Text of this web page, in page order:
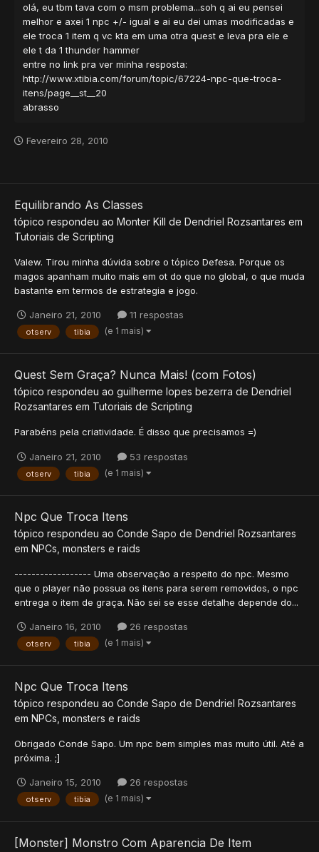
olá, eu tbm tava com o msm problema...soh q ai eu pensei
melhor e axei 1 npc +/- igual e ai eu dei umas modificadas e
ele troca 1 item q vc kta em uma otra quest e leva pra ele e
ele t da 1 thunder hammer
entre no link pra ver minha resposta:
http://www.xtibia.com/forum/topic/67224-npc-que-troca-
itens/page__st__20
abrasso
Fevereiro 28, 2010
Equilibrando As Classes
tópico respondeu ao Monter Kill de Dendriel Rozsantares em
Tutoriais de Scripting
Valew. Tirou minha dúvida sobre o tópico Defesa. Porque os
magos apanham muito mais em ot do que no global, o que muda
bastante em termos de estrategia e jogo.
Janeiro 21, 2010 11 respostas
otserv tibia (e 1 mais)
Quest Sem Graça? Nunca Mais! (com Fotos)
tópico respondeu ao guilherme lopes bezerra de Dendriel
Rozsantares em Tutoriais de Scripting
Parabéns pela criatividade. É disso que precisamos =)
Janeiro 21, 2010 53 respostas
otserv tibia (e 1 mais)
Npc Que Troca Itens
tópico respondeu ao Conde Sapo de Dendriel Rozsantares
em NPCs, monsters e raids
------------------ Uma observação a respeito do npc. Mesmo
que o player não possua os itens para serem removidos, o npc
entrega o item de graça. Não sei se esse detalhe depende do...
Janeiro 16, 2010 26 respostas
otserv tibia (e 1 mais)
Npc Que Troca Itens
tópico respondeu ao Conde Sapo de Dendriel Rozsantares
em NPCs, monsters e raids
Obrigado Conde Sapo. Um npc bem simples mas muito útil. Até a
próxima. ;]
Janeiro 15, 2010 26 respostas
otserv tibia (e 1 mais)
[Monster] Monstro Com Aparencia De Item